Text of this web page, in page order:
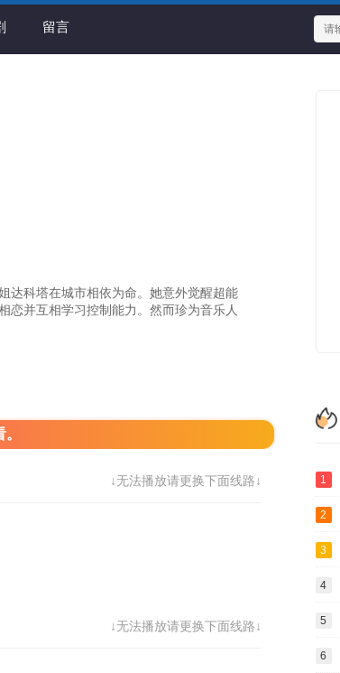
留言
达科塔在城市相依为命。她意外觉醒超能
恋并互相学习控制能力。然而珍为音乐人
↓无法播放请更换下面线路↓
↓无法播放请更换下面线路↓
1
2
3
4
5
6